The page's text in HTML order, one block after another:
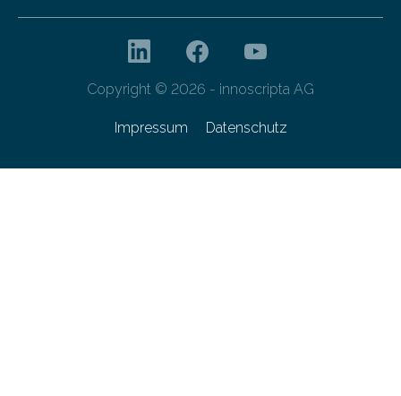
Copyright © 2026 - innoscripta AG
Impressum Datenschutz